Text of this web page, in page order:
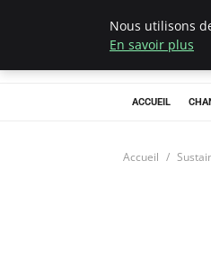
ACCUEIL
Accueil
Nous utilisons
En savoir plus